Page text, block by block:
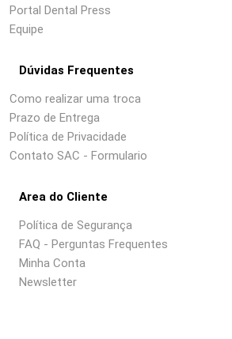
Portal Dental Press
Equipe
Dúvidas Frequentes
Como realizar uma troca
Prazo de Entrega
Política de Privacidade
Contato SAC - Formulario
Area do Cliente
Política de Segurança
FAQ - Perguntas Frequentes
Minha Conta
Newsletter